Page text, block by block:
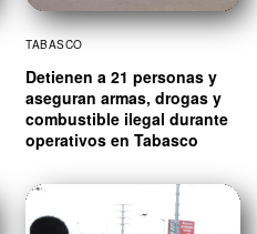
TABASCO
Detienen a 21 personas y
aseguran armas, drogas y
combustible ilegal durante
operativos en Tabasco